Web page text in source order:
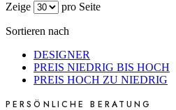
Zeige
pro Seite
Sortieren nach
DESIGNER
PREIS NIEDRIG BIS HOCH
PREIS HOCH ZU NIEDRIG
PERSÖNLICHE BERATUNG